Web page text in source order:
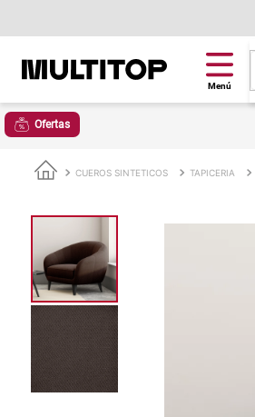
Ofertas
CUEROS SINTETICOS TAPICERIA